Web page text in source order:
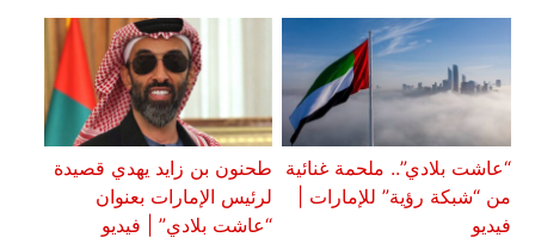
“عاشت بلادي”.. ملحمة غنائية
من “شبكة رؤية” للإمارات |
فيديو
طحنون بن زايد يهدي قصيدة
لرئيس الإمارات بعنوان
“عاشت بلادي” | فيديو